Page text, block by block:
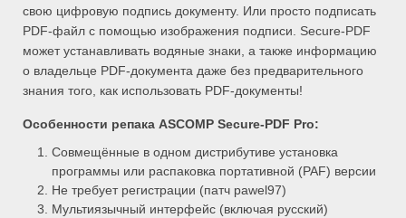
свою цифровую подпись документу. Или просто подписать
PDF-файл с помощью изображения подписи. Secure-PDF
может устанавливать водяные знаки, а также информацию
о владельце PDF-документа даже без предварительного
знания того, как использовать PDF-документы!
Особенности репака ASCOMP Secure-PDF Pro:
Совмещённые в одном дистрибутиве установка
программы или распаковка портативной (PAF) версии
Не требует регистрации (патч pawel97)
Мультиязычный интерфейс (включая русский)